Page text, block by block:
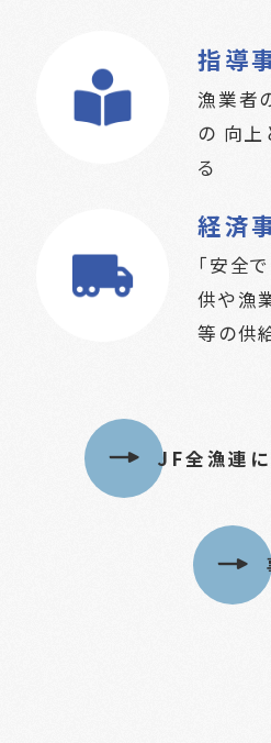
指導
漁業者
の 向上
る
経済
「安全
供や漁
等の供
JF全漁連に